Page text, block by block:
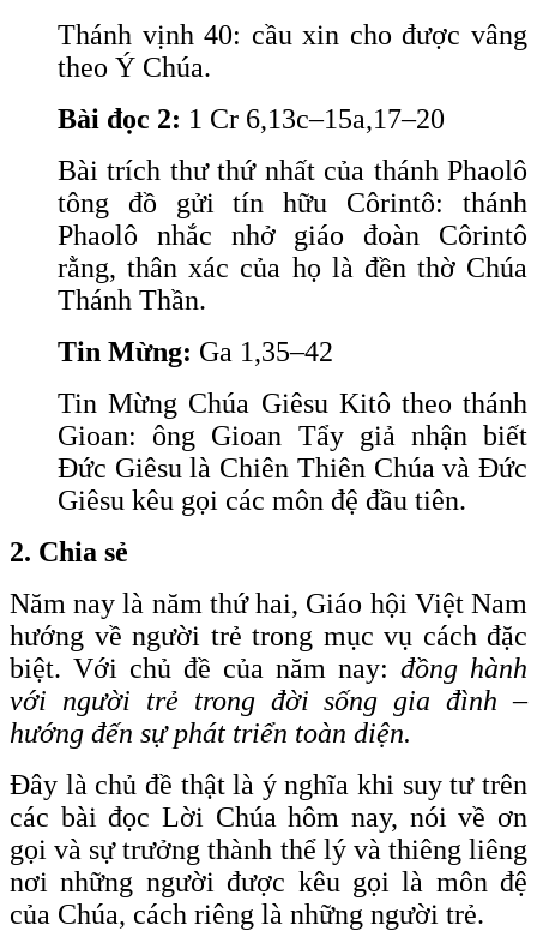
Thánh vịnh 40: cầu xin cho được vâng
theo Ý Chúa.
Bài đọc 2: 1 Cr 6,13c–15a,17–20
Bài trích thư thứ nhất của thánh Phaolô
tông đồ gửi tín hữu Côrintô: thánh
Phaolô nhắc nhở giáo đoàn Côrintô
rằng, thân xác của họ là đền thờ Chúa
Thánh Thần.
Tin Mừng: Ga 1,35–42
Tin Mừng Chúa Giêsu Kitô theo thánh
Gioan: ông Gioan Tẩy giả nhận biết
Đức Giêsu là Chiên Thiên Chúa và Đức
Giêsu kêu gọi các môn đệ đầu tiên.
2. Chia sẻ
Năm nay là năm thứ hai, Giáo hội Việt Nam
hướng về người trẻ trong mục vụ cách đặc
biệt. Với chủ đề của năm nay: đồng hành
với người trẻ trong đời sống gia đình –
hướng đến sự phát triển toàn diện.
Đây là chủ đề thật là ý nghĩa khi suy tư trên
các bài đọc Lời Chúa hôm nay, nói về ơn
gọi và sự trưởng thành thể lý và thiêng liêng
nơi những người được kêu gọi là môn đệ
của Chúa, cách riêng là những người trẻ.